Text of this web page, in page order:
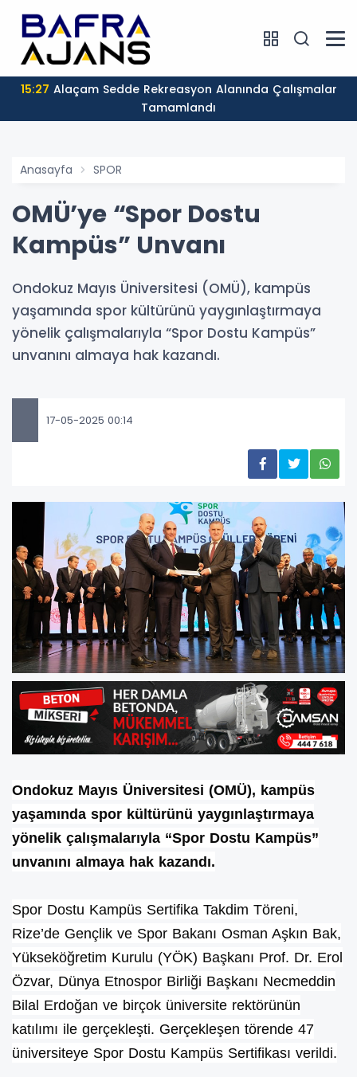
15:27
Tamamlandı
Anasayfa SPOR
OMÜ’ye “Spor Dostu
Kampüs” Unvanı
Ondokuz Mayıs Üniversitesi (OMÜ), kampüs
yaşamında spor kültürünü yaygınlaştırmaya
yönelik çalışmalarıyla “Spor Dostu Kampüs”
unvanını almaya hak kazandı.
17-05-2025 00:14
Ondokuz Mayıs Üniversitesi (OMÜ), kampüs
yaşamında spor kültürünü yaygınlaştırmaya
yönelik çalışmalarıyla “Spor Dostu Kampüs”
unvanını almaya hak kazandı.
Spor Dostu Kampüs Sertifika Takdim Töreni,
Rize’de Gençlik ve Spor Bakanı Osman Aşkın Bak,
Yükseköğretim Kurulu (YÖK) Başkanı Prof. Dr. Erol
Özvar, Dünya Etnospor Birliği Başkanı Necmeddin
Bilal Erdoğan ve birçok üniversite rektörünün
katılımı ile gerçekleşti. Gerçekleşen törende 47
üniversiteye Spor Dostu Kampüs Sertifikası verildi.